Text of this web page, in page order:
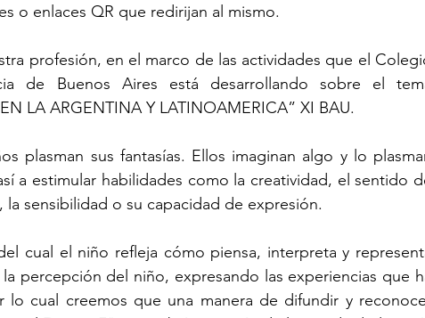
o enlaces QR que redirijan al mismo.
profesión, en el marco de las actividades que el
de Buenos Aires está desarrollando sobre el
LA ARGENTINA Y LATINOAMERICA” XI BAU.
plasman sus fantasías. Ellos imaginan algo y lo
a estimular habilidades como la creatividad, el sentido
sensibilidad o su capacidad de expresión.
cual el niño refleja cómo piensa, interpreta y
percepción del niño, expresando las experiencias que
cual creemos que una manera de difundir y